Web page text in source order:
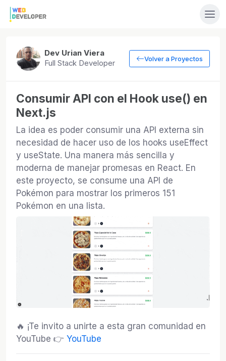
Dev Urian Viera
Full Stack Developer
Volver a Proyectos
Consumir API con el Hook use() en
Next.js
La idea es poder consumir una API externa sin
necesidad de hacer uso de los hooks useEffect
y useState. Una manera más sencilla y
moderna de manejar promesas en React. En
este proyecto, se consume una API de
Pokémon para mostrar los primeros 151
Pokémon en una lista.
🔥 ¡Te invito a unirte a esta gran comunidad en
YouTube 👉 YouTube